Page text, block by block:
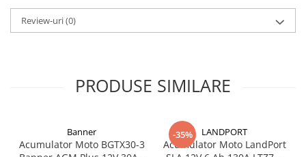
Review-uri(0)
PRODUSE SIMILARE
Banner
Acumulator Moto BGTX30-3
-35% LANDPORT
Acumulator Moto LandPort